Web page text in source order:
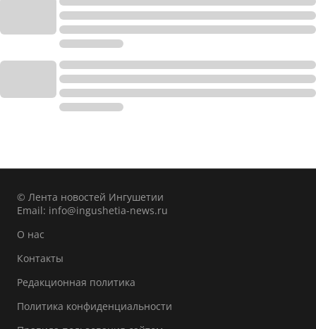
© Лента новостей Ингушетии
Email: info@ingushetia-news.ru
О нас
Контакты
Редакционная политика
Политика конфиденциальности